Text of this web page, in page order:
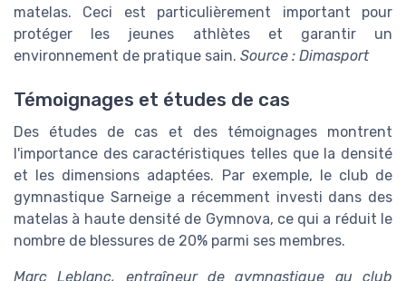
matelas. Ceci est particulièrement important pour
protéger les jeunes athlètes et garantir un
environnement de pratique sain. Source : Dimasport
Témoignages et études de cas
Des études de cas et des témoignages montrent
l'importance des caractéristiques telles que la densité
et les dimensions adaptées. Par exemple, le club de
gymnastique Sarneige a récemment investi dans des
matelas à haute densité de Gymnova, ce qui a réduit le
nombre de blessures de 20% parmi ses membres.
Marc Leblanc, entraîneur de gymnastique au club